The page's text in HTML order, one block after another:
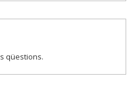
qüestions.